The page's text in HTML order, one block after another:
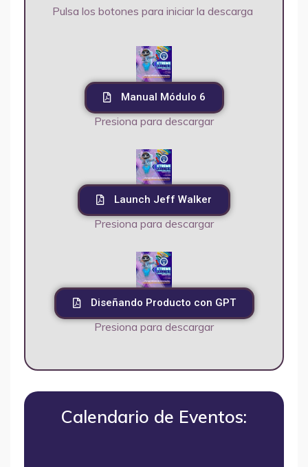
Pulsa los botones para iniciar la descarga
Manual Módulo 6
Presiona para descargar
Launch Jeff Walker
Presiona para descargar
Diseñando Producto con GPT
Presiona para descargar
Calendario de Eventos: